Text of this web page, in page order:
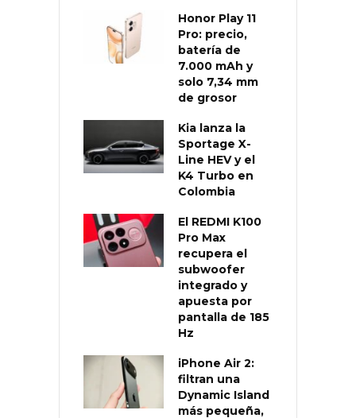
Honor Play 11
Pro: precio,
batería de
7.000 mAh y
solo 7,34 mm
de grosor
Kia lanza la
Sportage X-
Line HEV y el
K4 Turbo en
Colombia
El REDMI K100
Pro Max
recupera el
subwoofer
integrado y
apuesta por
pantalla de 185
Hz
iPhone Air 2:
filtran una
Dynamic Island
más pequeña,